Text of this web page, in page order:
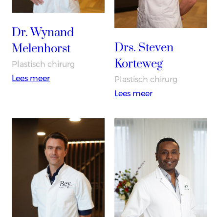
Dr. Wynand
Melenhorst
Plastisch chirurg
Lees meer:
Melenhorst
Drs. Steven
Korteweg
Plastisch chirurg
Lees meer:
Steven